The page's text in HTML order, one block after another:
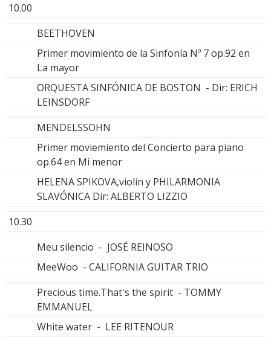
10.00
BEETHOVEN
Primer movimiento de la Sinfonía Nº 7 op.92 en
La mayor
ORQUESTA SINFÓNICA DE BOSTON - Dir: ERICH
LEINSDORF
MENDELSSOHN
Primer moviemiento del Concierto para piano
op.64 en Mi menor
HELENA SPIKOVA,violín y PHILARMONIA
SLAVÓNICA Dir: ALBERTO LIZZIO
10.30
Meu silencio - JOSÉ REINOSO
MeeWoo - CALIFORNIA GUITAR TRIO
Precious time.That's the spirit - TOMMY
EMMANUEL
White water - LEE RITENOUR